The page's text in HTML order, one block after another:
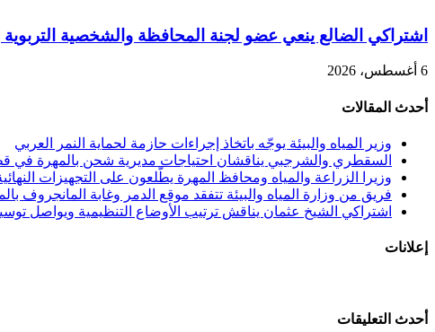
اشتراكي الضالع ينعي عضو لجنة المحافظة والشخصية
6 أغسطس، 2026
أحدث المقالات
وزير المياه والبيئة يوجّه باتخاذ إجراءات حازمة لحماية النمر العربي
السقطري والشرجبي يناقشان احتياجات مديرية شحن بالمهرة في
وزيرا الزراعة والمياه ومحافظ المهرة يطّلعون على التجهيزات
فريق من وزارة المياه والبيئة تتفقد موقع الدمر وغابة المانجروف
اشتراكي الشيخ عثمان يناقش ترتيب الأوضاع التنظيمية ويواصل
إعلانات
أحدث التعليقات